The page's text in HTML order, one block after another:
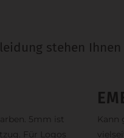
stehen
5mm ist
Für Logos
Kann